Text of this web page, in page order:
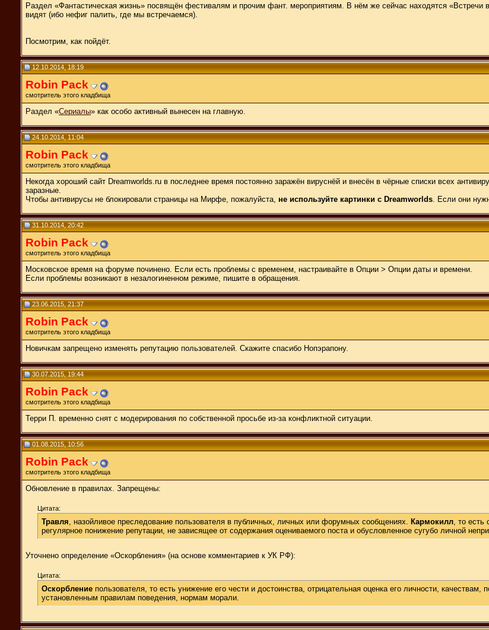
Раздел «Фантастическая жизнь» посвящён фестивалям и прочим фант. мероприятиям. В нём же сейчас находятся «Встречи
видят (ибо нефиг палить, где мы встречаемся).
Посмотрим, как пойдёт.
12.10.2014, 18:19
Robin Pack
смотритель этого кладбища
Раздел «Сериалы» как особо активный вынесен на главную.
24.10.2014, 11:04
Robin Pack
смотритель этого кладбища
Некогда хороший сайт Dreamworlds.ru в последнее время постоянно заражён вируснёй и внесён в чёрные списки всех
заразные.
Чтобы антивирусы не блокировали страницы на Мирфе, пожалуйста, не используйте картинки с Dreamworlds . Если они
31.10.2014, 20:42
Robin Pack
смотритель этого кладбища
Московское время на форуме починено. Если есть проблемы с временем, настраивайте в Опции > Опции даты и времени.
Если проблемы возникают в незалогиненном режиме, пишите в обращения.
23.06.2015, 21:37
Robin Pack
смотритель этого кладбища
Новичкам запрещено изменять репутацию пользователей. Скажите спасибо Нопэрапону.
30.07.2015, 19:44
Robin Pack
смотритель этого кладбища
Терри П. временно снят с модерирования по собственной просьбе из-за конфликтной ситуации.
01.08.2015, 10:56
Robin Pack
смотритель этого кладбища
Обновление в правилах. Запрещены:
Цитата:
Травля , назойливое преследование пользователя в публичных, личных или форумных сообщениях. Кармокилл , то
регулярное понижение репутации, не зависящее от содержания оцениваемого поста и обусловленное сугубо личной
Уточнено определение «Оскорбления» (на основе комментариев к УК РФ):
Цитата:
Оскорбление пользователя, то есть унижение его чести и достоинства, отрицательная оценка его личности,
установленным правилам поведения, нормам морали.